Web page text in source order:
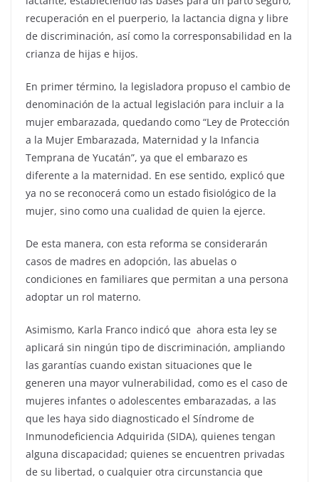
recuperación en el puerperio, la lactancia digna y libre
de discriminación, así como la corresponsabilidad en la
crianza de hijas e hijos.
En primer término, la legisladora propuso el cambio de
denominación de la actual legislación para incluir a la
mujer embarazada, quedando como “Ley de Protección
a la Mujer Embarazada, Maternidad y la Infancia
Temprana de Yucatán”, ya que el embarazo es
diferente a la maternidad. En ese sentido, explicó que
ya no se reconocerá como un estado fisiológico de la
mujer, sino como una cualidad de quien la ejerce.
De esta manera, con esta reforma se considerarán
casos de madres en adopción, las abuelas o
condiciones en familiares que permitan a una persona
adoptar un rol materno.
Asimismo, Karla Franco indicó que ahora esta ley se
aplicará sin ningún tipo de discriminación, ampliando
las garantías cuando existan situaciones que le
generen una mayor vulnerabilidad, como es el caso de
mujeres infantes o adolescentes embarazadas, a las
que les haya sido diagnosticado el Síndrome de
Inmunodeficiencia Adquirida (SIDA), quienes tengan
alguna discapacidad; quienes se encuentren privadas
de su libertad, o cualquier otra circunstancia que